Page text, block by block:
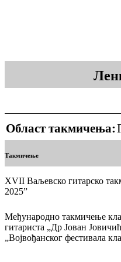
Област такмичења:
Такмичење
XVII Ваљевско гитарско
2025”
Међународно такмичење
гитариста „Др Јован
„Војвођанског фестивала